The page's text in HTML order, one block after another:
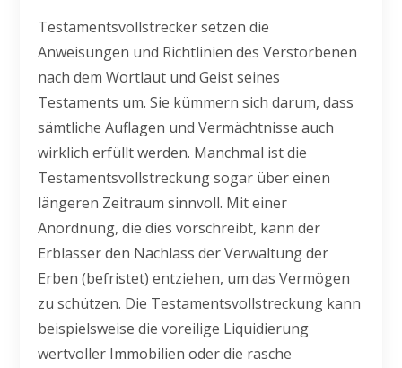
Testamentsvollstrecker setzen die
Anweisungen und Richtlinien des Verstorbenen
nach dem Wortlaut und Geist seines
Testaments um. Sie kümmern sich darum, dass
sämtliche Auflagen und Vermächtnisse auch
wirklich erfüllt werden. Manchmal ist die
Testamentsvollstreckung sogar über einen
längeren Zeitraum sinnvoll. Mit einer
Anordnung, die dies vorschreibt, kann der
Erblasser den Nachlass der Verwaltung der
Erben (befristet) entziehen, um das Vermögen
zu schützen. Die Testamentsvollstreckung kann
beispielsweise die voreilige Liquidierung
wertvoller Immobilien oder die rasche